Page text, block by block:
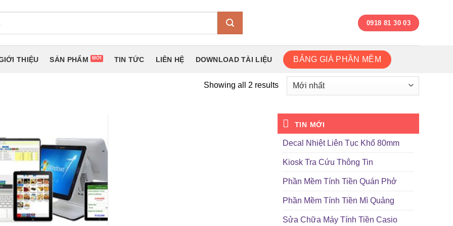
0918 81 30 03
THIỆU SẢN PHẨM TIN TỨC LIÊN HỆ DOWNLOAD TÀI LIỆU BẢNG GIÁ PHẦN MỀM
Showing all 2 results
TIN MỚI
Decal Nhiệt Liên Tục Khổ 80mm
Kiosk Tra Cứu Thông Tin
Phần Mềm Tính Tiền Quán Phở
Phần Mềm Tính Tiền Mì Quảng
Sửa Chữa Máy Tính Tiền Casio